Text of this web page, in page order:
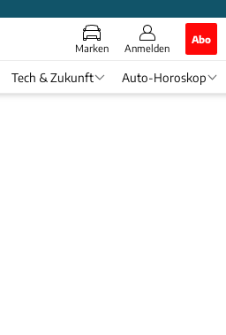
Marken Anmelden
Abo
Tech & Zukunft Auto-Horoskop